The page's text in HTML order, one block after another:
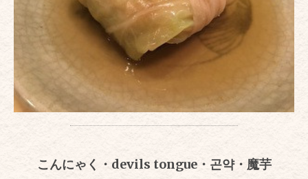
こんにゃく・devils tongue・곤약・魔芋